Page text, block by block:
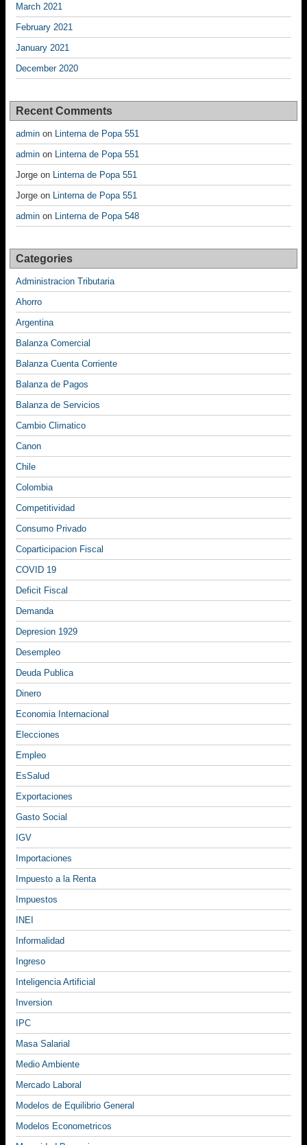
March 2021
February 2021
January 2021
December 2020
Recent Comments
admin on
Linterna de Popa 551
admin on
Linterna de Popa 551
Jorge on
Linterna de Popa 551
Jorge on
Linterna de Popa 551
admin on Linterna de Popa 548
Categories
Administracion Tributaria
Ahorro
Argentina
Balanza Comercial
Balanza Cuenta Corriente
Balanza de Pagos
Balanza de Servicios
Cambio Climatico
Canon
Chile
Colombia
Competitividad
Consumo Privado
Coparticipacion Fiscal
COVID 19
Deficit Fiscal
Demanda
Depresion 1929
Desempleo
Deuda Publica
Dinero
Economia Internacional
Elecciones
Empleo
EsSalud
Exportaciones
Gasto Social
IGV
Importaciones
Impuesto a la Renta
Impuestos
INEI
Informalidad
Ingreso
Inteligencia Artificial
Inversion
IPC
Masa Salarial
Medio Ambiente
Mercado Laboral
Modelos de Equilibrio General
Modelos Econometricos